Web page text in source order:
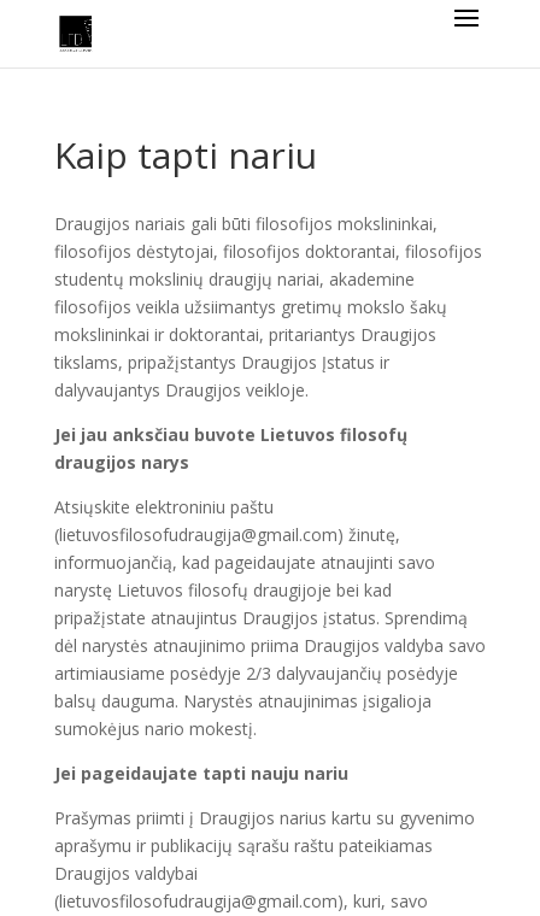
Kaip tapti nariu
Draugijos nariais gali būti filosofijos mokslininkai,
filosofijos dėstytojai, filosofijos doktorantai, filosofijos
studentų mokslinių draugijų nariai, akademine
filosofijos veikla užsiimantys gretimų mokslo šakų
mokslininkai ir doktorantai, pritariantys Draugijos
tikslams, pripažįstantys Draugijos Įstatus ir
dalyvaujantys Draugijos veikloje.
Jei jau anksčiau buvote Lietuvos filosofų
draugijos narys
Atsiųskite elektroniniu paštu
(lietuvosfilosofudraugija@gmail.com) žinutę,
informuojančią, kad pageidaujate atnaujinti savo
narystę Lietuvos filosofų draugijoje bei kad
pripažįstate atnaujintus Draugijos įstatus. Sprendimą
dėl narystės atnaujinimo priima Draugijos valdyba savo
artimiausiame posėdyje 2/3 dalyvaujančių posėdyje
balsų dauguma. Narystės atnaujinimas įsigalioja
sumokėjus nario mokestį.
Jei pageidaujate tapti nauju nariu
Prašymas priimti į Draugijos narius kartu su gyvenimo
aprašymu ir publikacijų sąrašu raštu pateikiamas
Draugijos valdybai
(lietuvosfilosofudraugija@gmail.com), kuri, savo